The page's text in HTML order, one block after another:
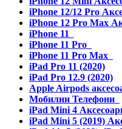
iPhone 12/12 Pro
iPhone 12 Pro Max
iPhone 11
iPhone 11 Pro
iPhone 11 Pro Max
iPad Pro 11 (2020)
iPad Pro 12.9 (2020)
Apple Airpods
Мобилни Телефони
iPad Mini 4
iPad Mini 5 (2019)